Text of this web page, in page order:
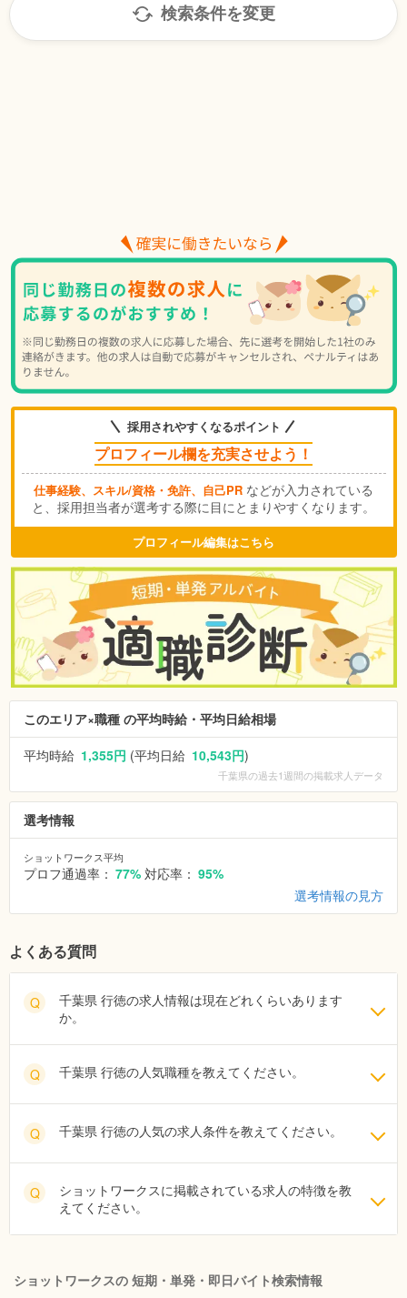
検索条件を変更
採用されやすくなるポイント
プロフィール欄を充実させよう！
仕事経験、スキル/資格・免許、自己PR などが入力されている
と、採用担当者が選考する際に目にとまりやすくなります。
プロフィール編集はこちら
このエリア×職種 の平均時給・平均日給相場
平均時給 1,355円 (平均日給 10,543円)
千葉県の過去1週間の掲載求人データ
選考情報
ショットワークス平均
プロフ通過率： 77% 対応率： 95%
選考情報の見方
よくある質問
Q
千葉県 行徳の求人情報は現在どれくらいあります
か。
Q 千葉県 行徳の人気職種を教えてください。
Q 千葉県 行徳の人気の求人条件を教えてください。
Q
ショットワークスに掲載されている求人の特徴を教
えてください。
ショットワークスの 短期・単発・即日バイト検索情報